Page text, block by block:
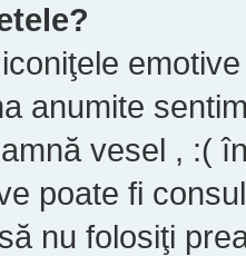
anumite
vesel , :(
poate fi
nu folosiţi